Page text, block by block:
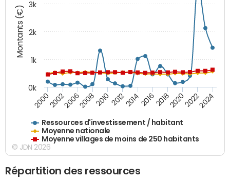
Montants (€)
Ressources d'investissement / habitant
Moyenne nationale
Moyenne villages de moins de 250 habitants
20002002200620082010 2012201420162018202020222024
0k
1k
2k
3k
© JDN 2026
Répartition des ressources